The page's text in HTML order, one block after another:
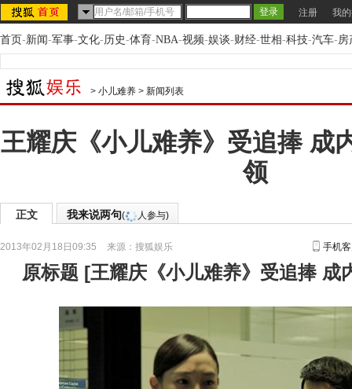
注册 我
首页-新闻-军事-文化-历史-体育-NBA-视频-娱谈-财经-世相-科技-汽车-房
> 小儿难养 > 新闻列表
王耀庆《小儿难养》受追捧 成
领
正文 我来说两句( 人参与)
2013年02月18日09:35 来源： 搜狐娱乐 手机
原标题 [王耀庆《小儿难养》受追捧 成